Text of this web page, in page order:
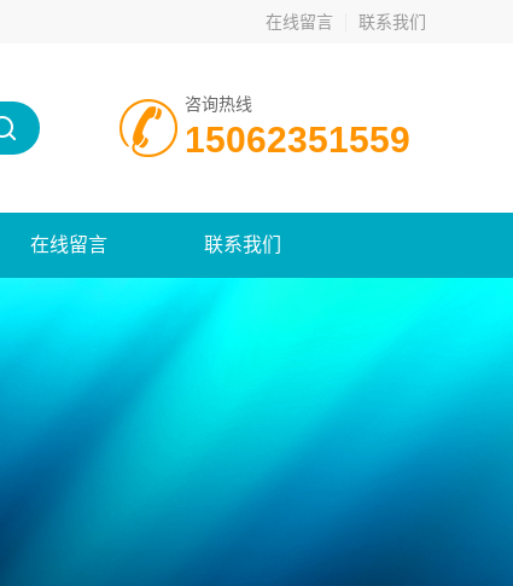
在线留言 联系我们
咨询热线
15062351559
在线留言 联系我们